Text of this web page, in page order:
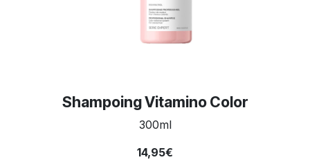
Shampoing Vitamino Color
300ml
14,95€